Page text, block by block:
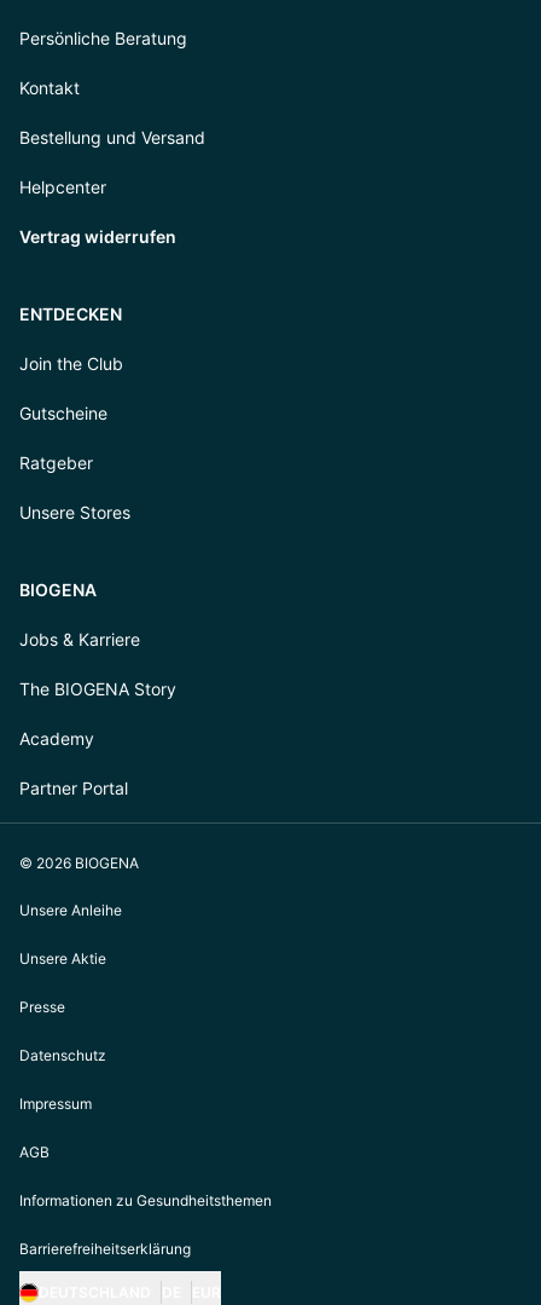
Persönliche Beratung
Kontakt
Bestellung und Versand
Helpcenter
Vertrag widerrufen
ENTDECKEN
Join the Club
Gutscheine
Ratgeber
Unsere Stores
BIOGENA
Jobs & Karriere
The BIOGENA Story
Academy
Partner Portal
© 2026 BIOGENA
Unsere Anleihe
Unsere Aktie
Presse
Datenschutz
Impressum
AGB
Informationen zu Gesundheitsthemen
Barrierefreiheitserklärung